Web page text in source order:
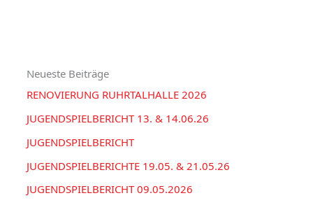
Neueste Beiträge
RENOVIERUNG RUHRTALHALLE 2026
JUGENDSPIELBERICHT 13. & 14.06.26
JUGENDSPIELBERICHT
JUGENDSPIELBERICHTE 19.05. & 21.05.26
JUGENDSPIELBERICHT 09.05.2026